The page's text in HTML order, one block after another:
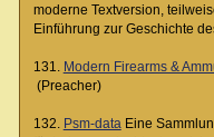
moderne Textversion,
Einführung zur Geschichte
131. Modern Firearms &
(Preacher)
132. Psm-dataEine